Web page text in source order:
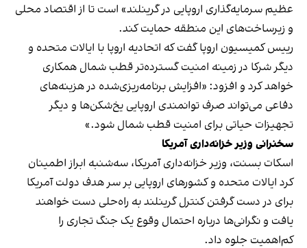
عظیم سرمایه‌گذاری اروپایی در گرینلند» است تا از اقتصاد محلی
و زیرساخت‌های این منطقه حمایت کند.
رییس کمیسیون اروپا گفت که اتحادیه اروپا با ایالات متحده و
دیگر شرکا در زمینه امنیت گسترده‌تر قطب شمال همکاری
خواهد کرد و افزود: «افزایش برنامه‌ریزی‌شده در هزینه‌های
دفاعی می‌تواند صرف توانمندی اروپایی یخ‌شکن‌ها و دیگر
تجهیزات حیاتی برای امنیت قطب شمال شود.»
سخنرانی وزیر خزانه‌داری آمریکا
اسکات بسنت، وزیر خزانه‌داری آمریکا، سه‌شنبه ابراز اطمینان
کرد ایالات متحده و کشورهای اروپایی بر سر هدف دولت آمریکا
برای در دست گرفتن کنترل گرینلند به راه‌حلی دست خواهند
یافت و نگرانی‌ها درباره احتمال وقوع یک جنگ تجاری را
کم‌اهمیت جلوه داد.